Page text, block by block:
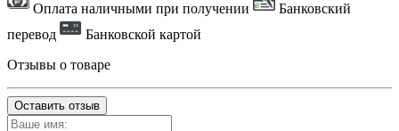
Оплата наличными при получении
Банковский
перевод
Банковской картой
Отзывы о товаре
Оставить отзыв